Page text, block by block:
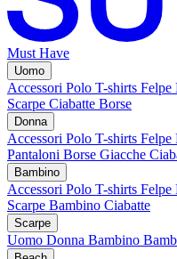
Must Have
Uomo
Accessori Polo T-shirts Felpe
Scarpe Ciabatte Borse
Donna
Accessori Polo T-shirts Felpe
Pantaloni Borse Giacche
Bambino
Accessori Polo T-shirts Felpe
Scarpe Bambino Ciabatte
Scarpe
Uomo Donna Bambino